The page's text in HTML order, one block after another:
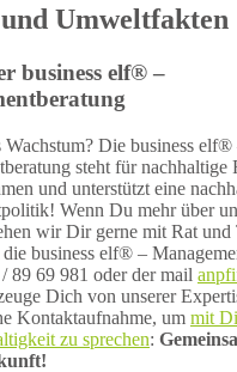
Umweltfakten
business elf® –
Wachstum? Die business elf®
steht für nachhaltige
und unterstützt eine
Wenn Du mehr über
wir Dir gerne mit Rat und
business elf® –
89 69 981 oder der mail
Dich von unserer
Kontaktaufnahme, um mit
zu sprechen: